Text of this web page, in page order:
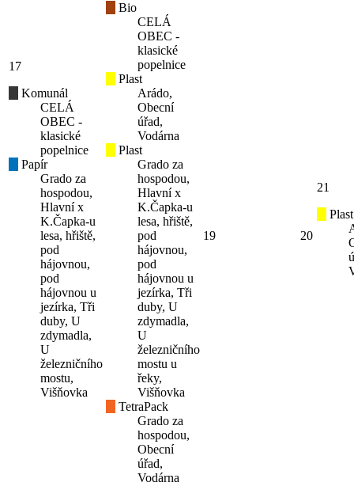
17
Komunál
CELÁ
OBEC -
klasické
popelnice
Papír
Grado za
hospodou,
Hlavní x
K.Čapka-u
lesa, hřiště,
pod
hájovnou,
pod
hájovnou u
jezírka, Tři
duby, U
zdymadla,
U
železničního
mostu,
Višňovka
Bio
CELÁ
OBEC -
klasické
popelnice
Plast
Arádo,
Obecní
úřad,
Vodárna
Plast
Grado za
hospodou,
Hlavní x
K.Čapka-u
lesa, hřiště,
pod
hájovnou,
pod
hájovnou u
jezírka, Tři
duby, U
zdymadla,
U
železničního
mostu u
řeky,
Višňovka
TetraPack
Grado za
hospodou,
Obecní
úřad,
Vodárna
19 20
21
Plast